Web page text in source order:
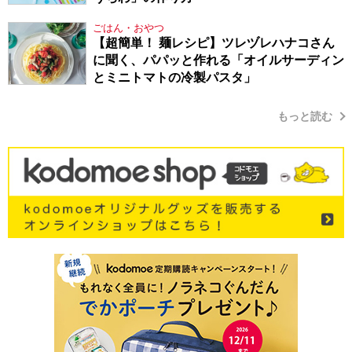
ごはん・おやつ
【超簡単！ 麺レシピ】ツレヅレハナコさん
に聞く、パパッと作れる「オイルサーディン
とミニトマトの冷製パスタ」
もっと読む